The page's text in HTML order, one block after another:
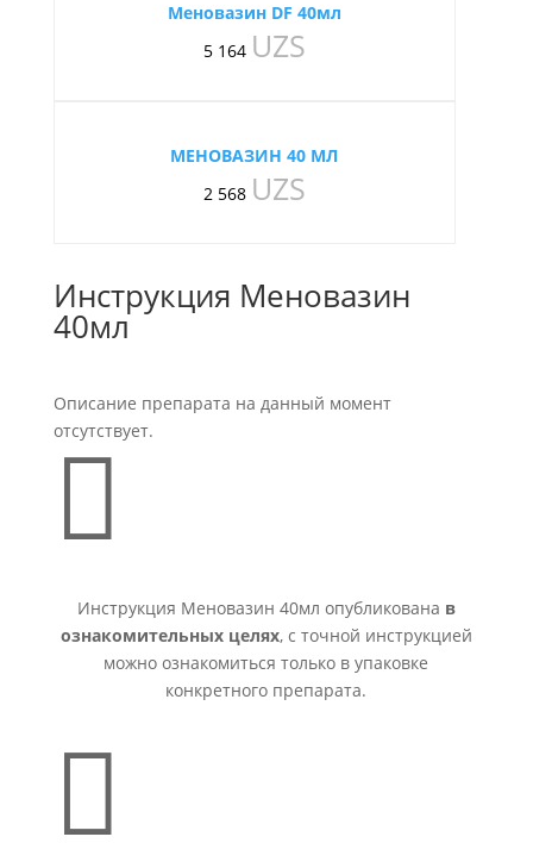
Меновазин DF 40мл
5 164 UZS
МЕНОВАЗИН 40 МЛ
2 568 UZS
Инструкция Меновазин
40мл
Описание препарата на данный момент
отсутствует.

Инструкция Меновазин 40мл опубликована в
ознакомительных целях, с точной инструкцией
можно ознакомиться только в упаковке
конкретного препарата.
